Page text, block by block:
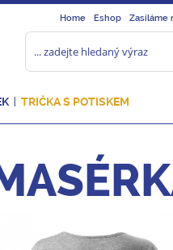
Home Eshop Zasíláme
TRIČKA S POTISKEM